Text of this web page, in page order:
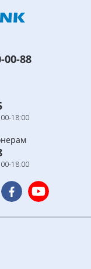
00-88
18:00
18:00